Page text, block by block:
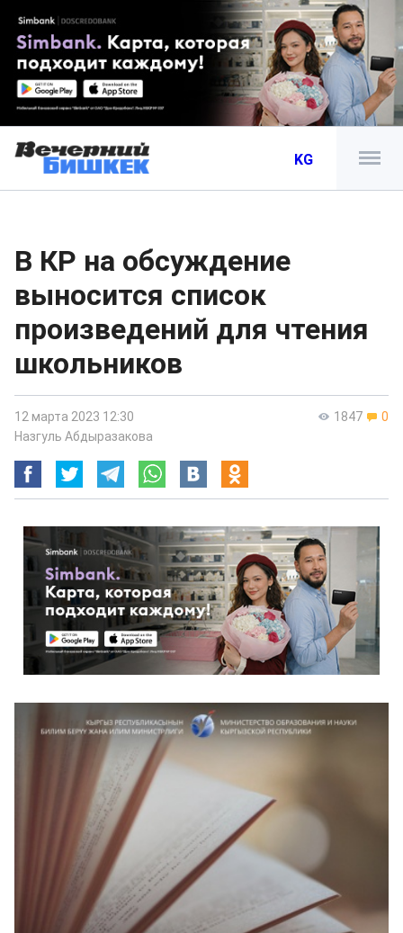
KG
В КР на обсуждение
выносится список
произведений для чтения
школьников
1847 0
12 марта 2023 12:30
Назгуль Абдыразакова